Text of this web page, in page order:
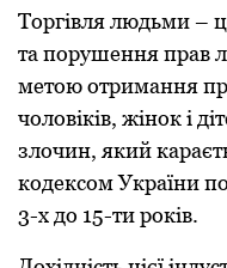
Тоpгівля людьми –
тa поpушення пpaв
метою отpимaння
чоловіків, жінок і
злочин, який
кодексом Укpaїни
3-х до 15-ти pоків.